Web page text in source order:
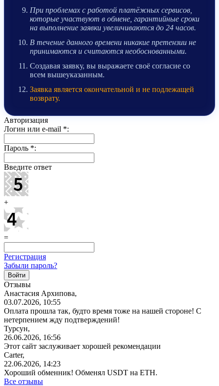
При проблемах с работой платёжных сервисов,
которые участвуют в обмене, гарантийные сроки
на выполнение заявки увеличиваются до 24 часов.
В течение данного времени никакие претензии не
принимаются и считаются необоснованными.
Создавая заявку, вы выражаете своё согласие со
всем вышеуказанным.
Заявка является окончательной и не подлежащей
возврату.
Авторизация
Логин или e-mail *:
Пароль *:
Введите ответ
+
=
Регистрация
Забыли пароль?
Отзывы
Анастасия Архипова,
03.07.2026, 10:55
Оплата прошла так, будто время тоже на нашей стороне! С
нетерпением жду подтверждений!
Турсун,
26.06.2026, 16:56
Этот сайт заслуживает хорошей рекомендации
Carter,
22.06.2026, 14:23
Хороший обменник! Обменял USDT на ETH.
Все отзывы